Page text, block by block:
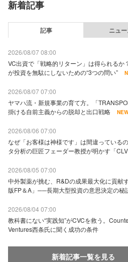
新着記事
記事 ニュ
2026/08/07 08:00
VC出資で「戦略的リターン」は得られるか
が投資を無駄にしないための“3つの問い”
2026/08/07 07:00
ヤマハ流・新規事業の育て方。「
掛ける自前主義からの脱却と出口戦略
NEW
2026/08/06 07:00
なぜ「お客様は神様です」は間違っている
タ分析の巨匠フェーダー教授が明かす「
2026/08/05 07:00
中外製薬が挑む、R&Dの成果最大化に貢献
版FP＆A」──長期大型投資の意思決定の秘
2026/08/04 07:00
教科書にない“実践知”がCVCを救う。
Ventures西条氏に聞く成功の条件
新着記事一覧を見る